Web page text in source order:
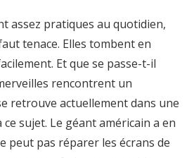
assez pratiques au quotidien,
tenace. Elles tombent en
Et que se passe-t-il
rencontrent un
retrouve actuellement dans une
sujet. Le géant américain a en
peut pas réparer les écrans de